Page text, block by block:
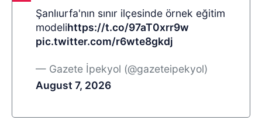
Şanlıurfa'nın sınır ilçesinde örnek eğitim
modelihttps://t.co/97aT0xrr9w
pic.twitter.com/r6wte8gkdj
— Gazete İpekyol (@gazeteipekyol)
August 7, 2026